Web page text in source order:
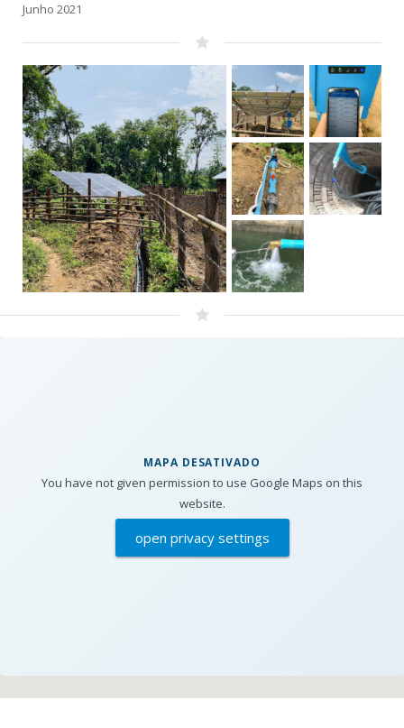
Junho 2021
MAPA DESATIVADO
You have not given permission to use Google Maps on this
website.
open privacy settings